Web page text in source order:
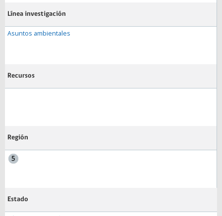
Línea investigación
Asuntos ambientales
Recursos
Región
Estado